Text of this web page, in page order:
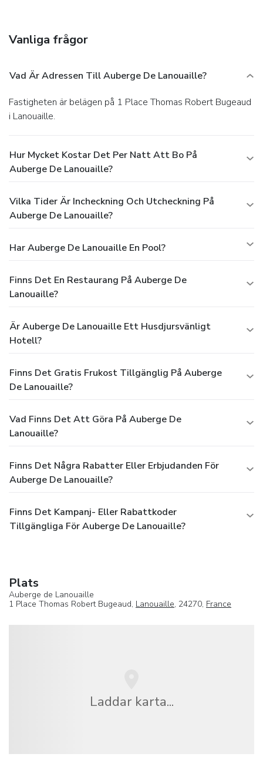
Vanliga frågor
Vad Är Adressen Till Auberge De Lanouaille?
Fastigheten är belägen på 1 Place Thomas Robert Bugeaud
i Lanouaille.
Hur Mycket Kostar Det Per Natt Att Bo På
Auberge De Lanouaille?
Vilka Tider Är Incheckning Och Utcheckning På
Auberge De Lanouaille?
Har Auberge De Lanouaille En Pool?
Finns Det En Restaurang På Auberge De
Lanouaille?
Är Auberge De Lanouaille Ett Husdjursvänligt
Hotell?
Finns Det Gratis Frukost Tillgänglig På Auberge
De Lanouaille?
Vad Finns Det Att Göra På Auberge De
Lanouaille?
Finns Det Några Rabatter Eller Erbjudanden För
Auberge De Lanouaille?
Finns Det Kampanj- Eller Rabattkoder
Tillgängliga För Auberge De Lanouaille?
Plats
Auberge de Lanouaille
1 Place Thomas Robert Bugeaud, Lanouaille, 24270, France
Laddar karta...